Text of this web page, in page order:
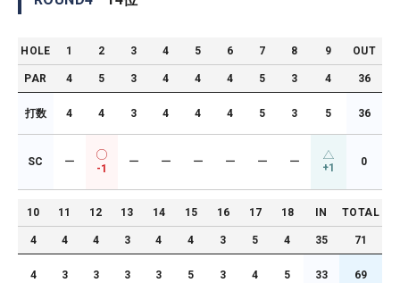
HOLE 1 2 3 4 5 6 7 8 9 OUT
PAR 4 5 3 4 4 4 5 3 4 36
打数 4 4 3 4 4 4 5 3 5 36
SC ー
-1
ー ー ー ー ー ー +1 0
10 11 12 13 14 15 16 17 18 IN TOTAL
4 4 4 3 4 4 3 5 4 35 71
4 3 3 3 3 5 3 4 5 33 69